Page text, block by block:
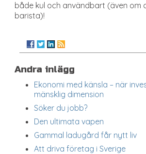
både kul och användbart (även om
barista)!
Andra inlägg
Ekonomi med känsla – när
mänsklig dimension
Söker du jobb?
Den ultimata vapen
Gammal ladugård får nytt liv
Att driva företag i Sverige